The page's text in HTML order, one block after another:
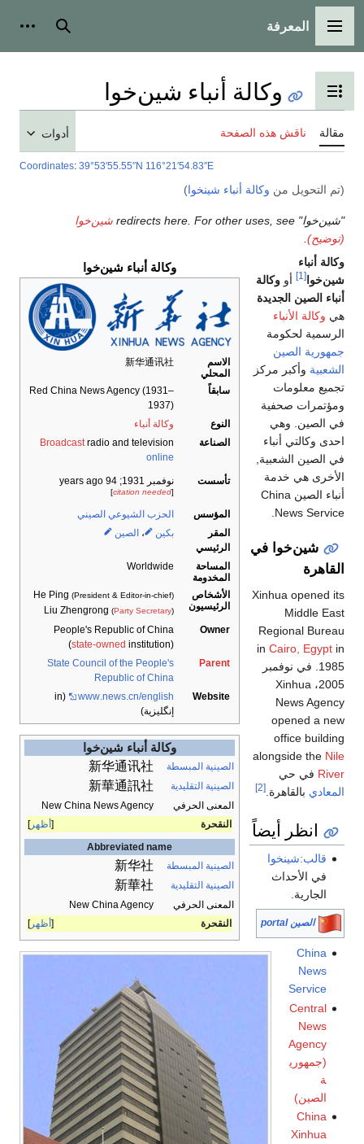
القائمة الرئيسية
المعرفة بحث
تبديل عرض جدول المحتويات
وكالة أنباء شين‌خوا
مقالة ناقش هذه الصفحة أدوات
Coordinates: 39°53′55.55″N 116°21′54.83″E
(تم التحويل من وكالة أنباء شينخوا)
"شين‌خوا" redirects here. For other uses, see
شين‌خوا
(توضيح)
وكالة أنباء شين‌خوا
الاسم
المحلي
新华通讯社
سابقاً
Red China News Agency (1931–
1937)
النوع
وكالة أنباء
الصناعة
Broadcastradio and television
online
تأسست نوفمبر 1931 ; 94 years ago
[citation needed]
المؤسس
الحزب الشيوعي الصيني
المقر
الرئيسي
بكين ، الصين
المساحة
المخدومة
Worldwide
الأشخاص
الرئيسيون
He Ping (President & Editor-in-chief)
Liu Zhengrong (Party Secretary)
Owner
People's Republic of China
(state-owned institution)
Parent
State Council of the People's
Republic of China
Website
www.news.cn/english
(in
إنگليزية)
وكالة أنباء شين‌خوا
الصينية المبسطة 新华通讯社
الصينية التقليدية 新華通訊社
المعنى الحرفي
New China News Agency
أظهر
النقحرة
Abbreviated name
الصينية المبسطة
新华社
الصينية التقليدية 新華社
المعنى الحرفي
New China Agency
أظهر
النقحرة
وكالة أنباء
شين‌خوا [1] أو وكالة
أنباء الصين الجديدة
هي وكالة الأنباء
الرسمية لحكومة
جمهورية الصين
الشعبية وأكبر مركز
تجميع معلومات
ومؤتمرات صحفية
في الصين. وهي
احدى وكالتي أنباء
في الصين الشعبية,
الأخرى هي خدمة
أنباء الصين China
News Service.
شين‌خوا في
القاهرة
Xinhua opened its
Middle East
Regional Bureau
in Cairo, Egypt in
1985. في نوفمبر
2005، Xinhua
News Agency
opened a new
office building
alongside the Nile
River في حي
المعادي بالقاهرة. [2]
انظر أيضاً
قالب:شينخوا
في الأحداث
الجارية.
الصين portal
China
News
Service
Central
News
Agency
(جمهوري
ة
الصين)
China
Xinhua